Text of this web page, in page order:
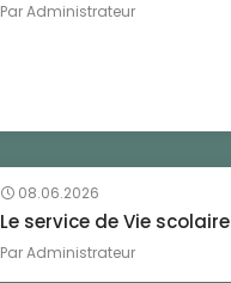
ParAdministrateur
08.06.2026
Le service de Vie scolaire
ParAdministrateur